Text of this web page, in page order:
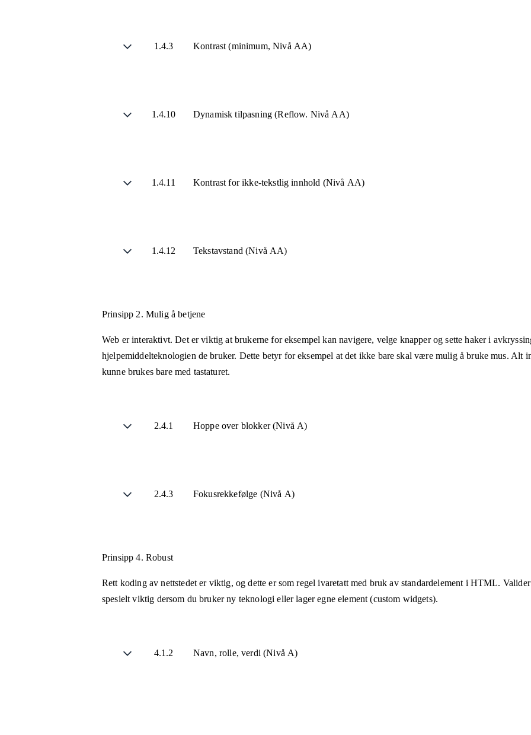
1.4.3 Kontrast (minimum, Nivå AA)
1.4.10 Dynamisk tilpasning (Reflow. Nivå AA)
1.4.11 Kontrast for ikke-tekstlig innhold (Nivå AA)
1.4.12 Tekstavstand (Nivå AA)
Prinsipp 2. Mulig å betjene
Web er interaktivt. Det er viktig at brukerne for eksempel kan navigere, velge knapper og sette haker i
hjelpemiddelteknologien de bruker. Dette betyr for eksempel at det ikke bare skal være mulig å bruke mus. Alt
kunne brukes bare med tastaturet.
2.4.1 Hoppe over blokker (Nivå A)
2.4.3 Fokusrekkefølge (Nivå A)
Prinsipp 4. Robust
Rett koding av nettstedet er viktig, og dette er som regel ivaretatt med bruk av standardelement i HTML.
spesielt viktig dersom du bruker ny teknologi eller lager egne element (custom widgets).
4.1.2 Navn, rolle, verdi (Nivå A)